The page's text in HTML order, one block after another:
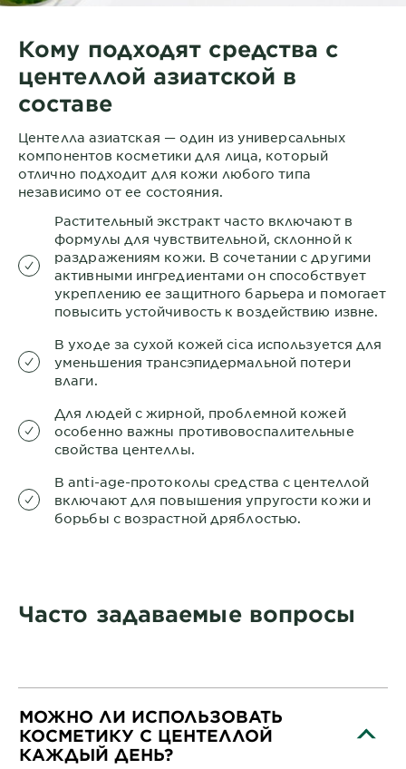
Кому подходят средства с
центеллой азиатской в
составе
Центелла азиатская — один из универсальных
компонентов косметики для лица, который
отлично подходит для кожи любого типа
независимо от ее состояния.
Растительный экстракт часто включают в
формулы для чувствительной, склонной к
раздражениям кожи. В сочетании с другими
активными ингредиентами он способствует
укреплению ее защитного барьера и помогает
повысить устойчивость к воздействию извне.
В уходе за сухой кожей cica используется для
уменьшения трансэпидермальной потери
влаги.
Для людей с жирной, проблемной кожей
особенно важны противовоспалительные
свойства центеллы.
В anti-age-протоколы средства с центеллой
включают для повышения упругости кожи и
борьбы с возрастной дряблостью.
Часто задаваемые вопросы
МОЖНО ЛИ ИСПОЛЬЗОВАТЬ
КОСМЕТИКУ С ЦЕНТЕЛЛОЙ
КАЖДЫЙ ДЕНЬ?